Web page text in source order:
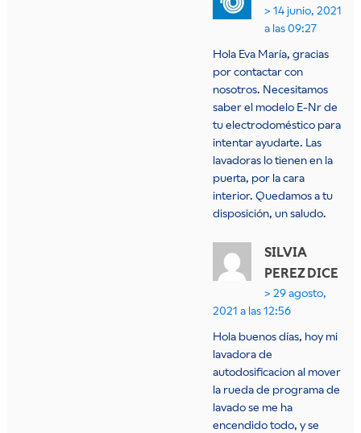
14 junio, 2021
a las 09:27
Hola Eva María, gracias
por contactar con
nosotros. Necesitamos
saber el modelo E-Nr de
tu electrodoméstico para
intentar ayudarte. Las
lavadoras lo tienen en la
puerta, por la cara
interior. Quedamos a tu
disposición, un saludo.
SILVIA
PEREZ DICE
29 agosto,
2021 a las 12:56
Hola buenos días, hoy mi
lavadora de
autodosificacion al mover
la rueda de programa de
lavado se me ha
encendido todo, y se